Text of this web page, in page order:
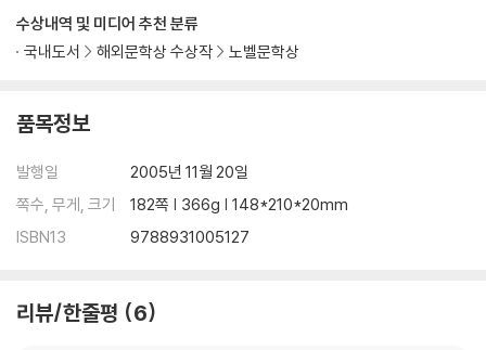
수상내역 및 미디어 추천 분류
국내도서
해외문학상 수상작 노벨문학상
품목정보
발행일
2005년 11월 20일
쪽수, 무게, 크기
182쪽 | 366g | 148*210*20mm
ISBN13
9788931005127
리뷰/한줄평 6